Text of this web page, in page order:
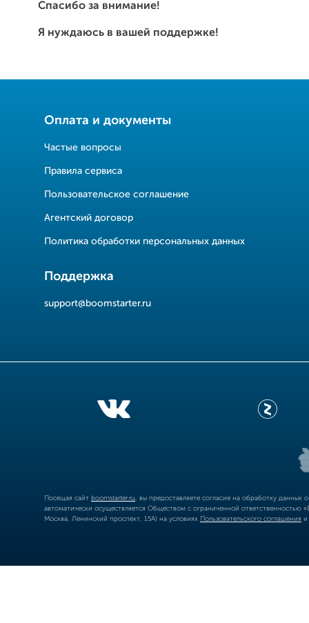
Спасибо за внимание!
Я нуждаюсь в вашей поддержке!
Оплата и документы
Частые вопросы
Правила сервиса
Пользовательское соглашение
Агентский договор
Политика обработки персональных данных
Поддержка
support@boomstarter.ru
Посещая сайт boomstarter.ru , вы предоставляете согласие на обработку
автоматически осуществляется Обществом с ограниченной
Москва, Ленинский проспект, 15А) на условиях Пользовательского соглашения и